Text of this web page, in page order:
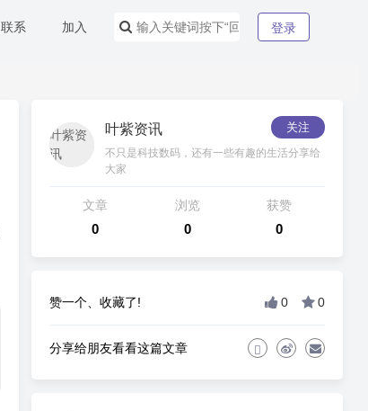
联系 加入 登录
叶紫资讯 关注
不只是科技数码，还有一些有趣的生活分享给
大家
文章
0
浏览
0
获赞
0
赞一个、收藏了! 0 0
分享给朋友看看这篇文章